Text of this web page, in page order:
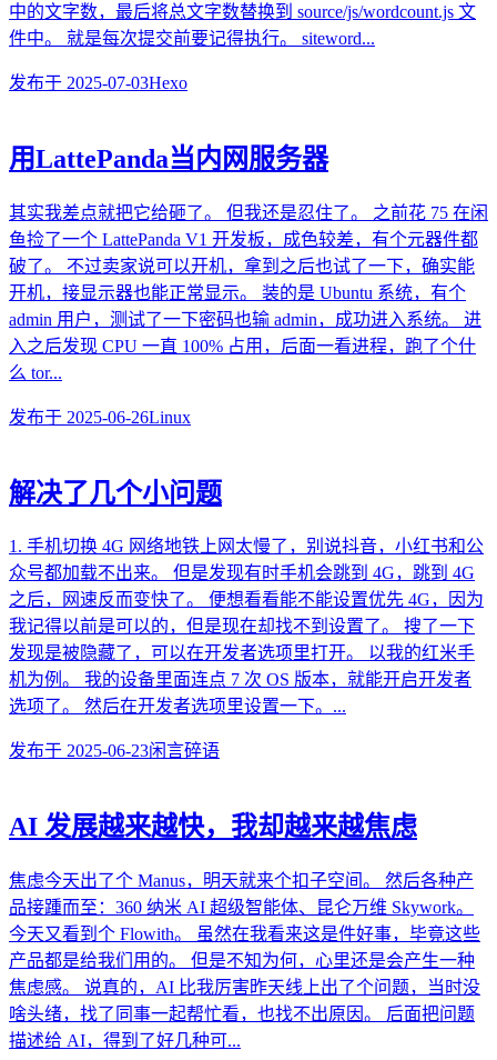
中的文字数，最后将总文字数替换到 source/js/wordcount.js 文
件中。 就是每次提交前要记得执行。 siteword...
发布于 2025-07-03Hexo
用LattePanda当内网服务器
其实我差点就把它给砸了。 但我还是忍住了。 之前花 75 在闲
鱼捡了一个 LattePanda V1 开发板，成色较差，有个元器件都
破了。 不过卖家说可以开机，拿到之后也试了一下，确实能
开机，接显示器也能正常显示。 装的是 Ubuntu 系统，有个
admin 用户，测试了一下密码也输 admin，成功进入系统。 进
入之后发现 CPU 一直 100% 占用，后面一看进程，跑了个什
么 tor...
发布于 2025-06-26Linux
解决了几个小问题
1. 手机切换 4G 网络地铁上网太慢了，别说抖音，小红书和公
众号都加载不出来。 但是发现有时手机会跳到 4G，跳到 4G
之后，网速反而变快了。 便想看看能不能设置优先 4G，因为
我记得以前是可以的，但是现在却找不到设置了。 搜了一下
发现是被隐藏了，可以在开发者选项里打开。 以我的红米手
机为例。 我的设备里面连点 7 次 OS 版本，就能开启开发者
选项了。 然后在开发者选项里设置一下。...
发布于 2025-06-23闲言碎语
AI 发展越来越快，我却越来越焦虑
焦虑今天出了个 Manus，明天就来个扣子空间。 然后各种产
品接踵而至：360 纳米 AI 超级智能体、昆仑万维 Skywork。
今天又看到个 Flowith。 虽然在我看来这是件好事，毕竟这些
产品都是给我们用的。 但是不知为何，心里还是会产生一种
焦虑感。 说真的，AI 比我厉害昨天线上出了个问题，当时没
啥头绪，找了同事一起帮忙看，也找不出原因。 后面把问题
描述给 AI，得到了好几种可...